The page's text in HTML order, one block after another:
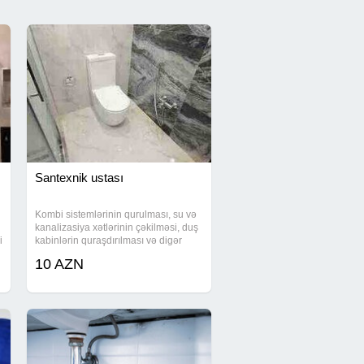
Santexnik ustası
Kombi sistemlərinin qurulması, su və
kanalizasiya xətlərinin çəkilməsi, duş
kabinlərin quraşdırılması və digər
formada həyata keçirilir. Mənzil, bağ
10 AZN